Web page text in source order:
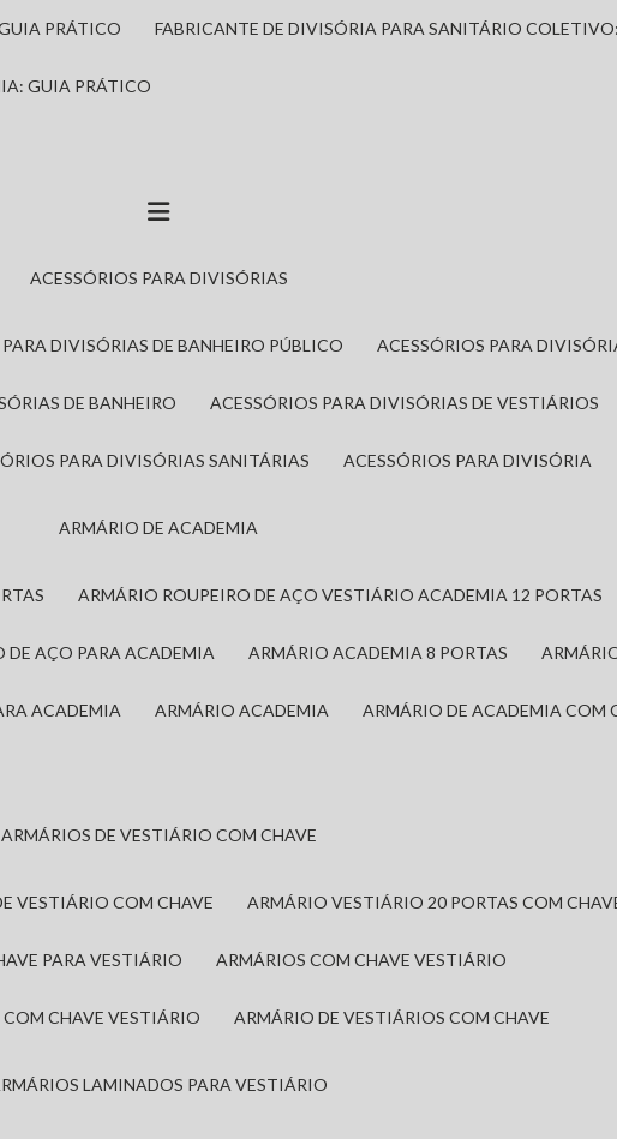
PRÁTICO FABRICANTE DE DIVISÓRIA PARA SANITÁRIO
GUIA PRÁTICO
ACESSÓRIOS PARA DIVISÓRIAS
PARA DIVISÓRIAS DE BANHEIRO PÚBLICO ACESSÓRIOS PARA
DE BANHEIRO ACESSÓRIOS PARA DIVISÓRIAS DE VESTIÁRIOS
PARA DIVISÓRIAS SANITÁRIAS ACESSÓRIOS PARA DIVISÓRIA
ARMÁRIO DE ACADEMIA
ARMÁRIO ROUPEIRO DE AÇO VESTIÁRIO ACADEMIA 12 PORTAS
DE AÇO PARA ACADEMIA ARMÁRIO ACADEMIA 8 PORTAS
ACADEMIA ARMÁRIO ACADEMIA ARMÁRIO DE ACADEMIA COM
ARMÁRIOS DE VESTIÁRIO COM CHAVE
VESTIÁRIO COM CHAVE ARMÁRIO VESTIÁRIO 20 PORTAS COM
PARA VESTIÁRIO ARMÁRIOS COM CHAVE VESTIÁRIO
COM CHAVE VESTIÁRIO ARMÁRIO DE VESTIÁRIOS COM CHAVE
ARMÁRIOS LAMINADOS PARA VESTIÁRIO